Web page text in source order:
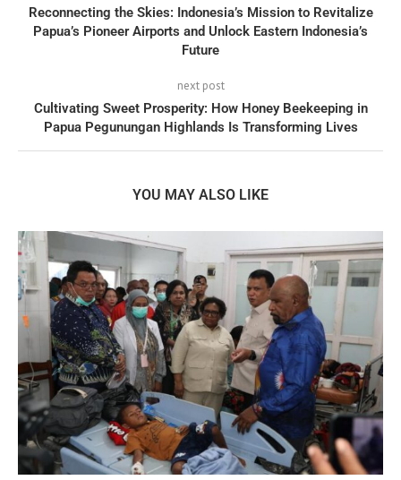
Reconnecting the Skies: Indonesia’s Mission to Revitalize
Papua’s Pioneer Airports and Unlock Eastern Indonesia’s
Future
next post
Cultivating Sweet Prosperity: How Honey Beekeeping in
Papua Pegunungan Highlands Is Transforming Lives
YOU MAY ALSO LIKE